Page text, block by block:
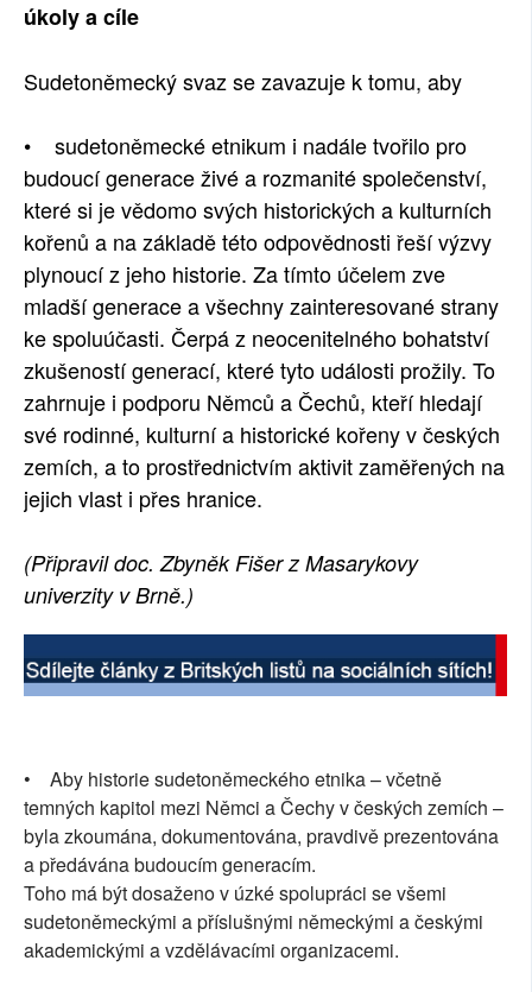
úkoly a cíle
Sudetoněmecký svaz se zavazuje k tomu, aby
• sudetoněmecké etnikum i nadále tvořilo pro
budoucí generace živé a rozmanité společenství,
které si je vědomo svých historických a kulturních
kořenů a na základě této odpovědnosti řeší výzvy
plynoucí z jeho historie. Za tímto účelem zve
mladší generace a všechny zainteresované strany
ke spoluúčasti. Čerpá z neocenitelného bohatství
zkušeností generací, které tyto události prožily. To
zahrnuje i podporu Němců a Čechů, kteří hledají
své rodinné, kulturní a historické kořeny v českých
zemích, a to prostřednictvím aktivit zaměřených na
jejich vlast i přes hranice.
(Připravil doc. Zbyněk Fišer z Masarykovy
univerzity v Brně.)
• Aby historie sudetoněmeckého etnika – včetně
temných kapitol mezi Němci a Čechy v českých zemích –
byla zkoumána, dokumentována, pravdivě prezentována
a předávána budoucím generacím.
Toho má být dosaženo v úzké spolupráci se všemi
sudetoněmeckými a příslušnými německými a českými
akademickými a vzdělávacími organizacemi.